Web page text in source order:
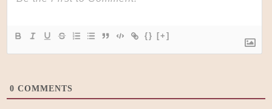
{} [+]
0 COMMENTS